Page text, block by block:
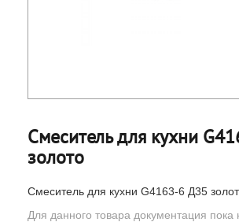
Смеситель для кухни
золото
Смеситель для кухни G4163-6 Д35
Для данного товара документация пока